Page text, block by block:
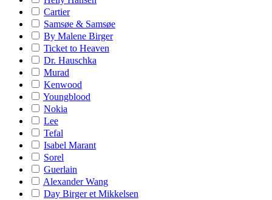
Cartier
Samsøe & Samsøe
By Malene Birger
Ticket to Heaven
Dr. Hauschka
Murad
Kenwood
Youngblood
Nokia
Lee
Tefal
Isabel Marant
Sorel
Guerlain
Alexander Wang
Day Birger et Mikkelsen